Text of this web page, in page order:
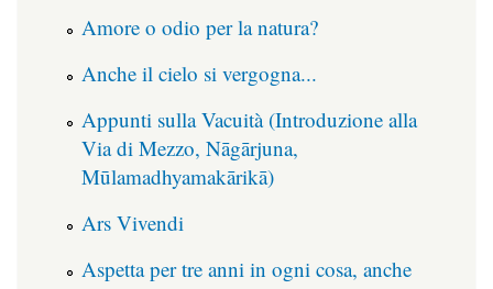
Amore o odio per la natura?
Anche il cielo si vergogna...
Appunti sulla Vacuità (Introduzione alla
Via di Mezzo, Nāgārjuna,
Mūlamadhyamakārikā)
Ars Vivendi
Aspetta per tre anni in ogni cosa, anche